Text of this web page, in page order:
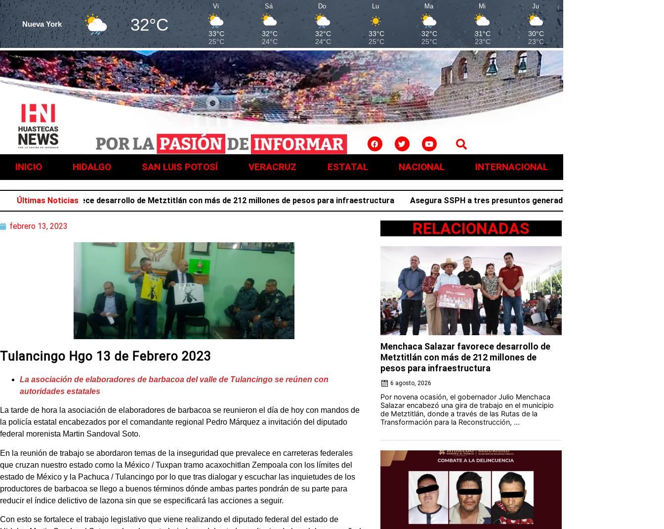
Nueva York 32°C
Vi
33°C
25°C
Sá
32°C
24°C
Do
32°C
24°C
Lu
33°C
25°C
Ma
32°C
25°C
Mi
31°C
23°C
Ju
30°C
23°C
INICIO HIDALGO SAN LUIS POTOSÍ VERACRUZ ESTATAL NACIONAL INTERNACIONAL
Últimas Noticias
Salazar favorece desarrollo de Metztitlán con más de 212 millones de pesos para infraestructura Asegura SSPH a tres presuntos generadores de violencia en Villa de
febrero 13, 2023
Tulancingo Hgo 13 de Febrero 2023
La asociación de elaboradores de barbacoa del valle de Tulancingo se reúnen con
autoridades estatales
La tarde de hora la asociación de elaboradores de barbacoa se reunieron el día de hoy con mandos de
la policía estatal encabezados por el comandante regional Pedro Márquez a invitación del diputado
federal morenista Martin Sandoval Soto.
En la reunión de trabajo se abordaron temas de la inseguridad que prevalece en carreteras federales
que cruzan nuestro estado como la México / Tuxpan tramo acaxochitlan Zempoala con los límites del
estado de México y la Pachuca / Tulancingo por lo que tras dialogar y escuchar las inquietudes de los
productores de barbacoa se llego a buenos términos dónde ambas partes pondrán de su parte para
reducir el índice delictivo de lazona sin que se especificará las acciones a seguir.
Con esto se fortalece el trabajo legislativo que viene realizando el diputado federal del estado de
RELACIONADAS
Menchaca Salazar favorece desarrollo de
Metztitlán con más de 212 millones de
pesos para infraestructura
6 agosto, 2026
Por novena ocasión, el gobernador Julio Menchaca
Salazar encabezó una gira de trabajo en el municipio
de Metztitlán, donde a través de las Rutas de la
Transformación para la Reconstrucción, ...